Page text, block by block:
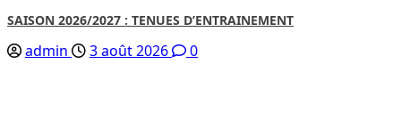
SAISON 2026/2027 : TENUES D’ENTRAINEMENT
admin 3 août 2026 0